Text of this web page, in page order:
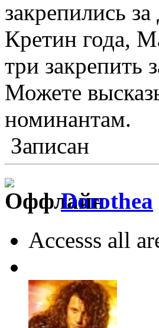
закрепились
Кретин года,
три закрепить
Можете
номинантам.
Записан
Dorothea
Accesss all